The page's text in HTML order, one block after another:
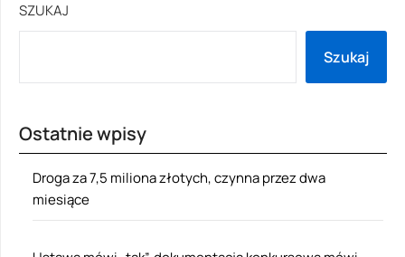
SZUKAJ
Szukaj
Ostatnie wpisy
Droga za 7,5 miliona złotych, czynna przez dwa
miesiące